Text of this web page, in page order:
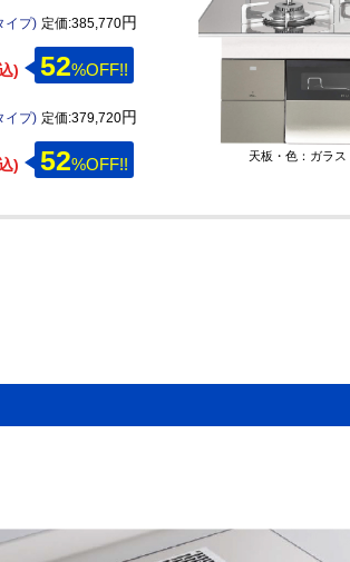
イプ) 定価:385,770円
) 52%OFF!!
イプ) 定価:379,720円
) 52%OFF!! 天板・色：ガラ